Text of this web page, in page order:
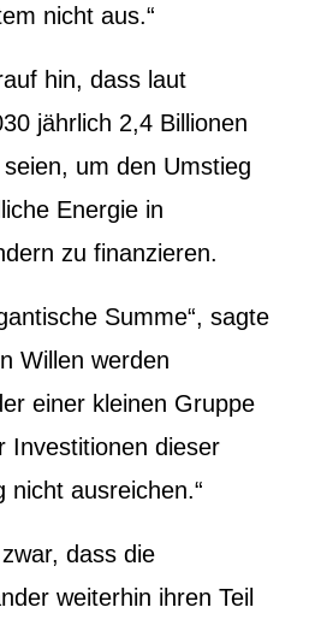
nicht aus.“
hin, dass laut
jährlich 2,4 Billionen
um den Umstieg
Energie in
zu finanzieren.
Summe“, sagte
Willen werden
einer kleinen Gruppe
Investitionen dieser
nicht ausreichen.“
dass die
weiterhin ihren Teil